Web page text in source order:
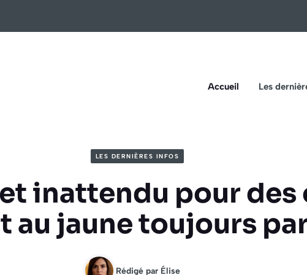
Accueil Les
LES DERNIÈRES INFOS
inattendu pour
au jaune toujours
Rédigé par Élise